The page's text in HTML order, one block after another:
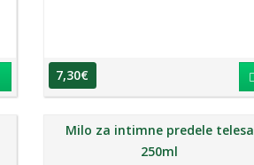
7,30€
Milo za intimne predele telesa
250ml